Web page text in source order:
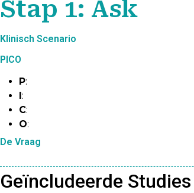
Stap 1: Ask
Klinisch Scenario
PICO
P:
I:
C:
O:
De Vraag
Geïncludeerde Studies